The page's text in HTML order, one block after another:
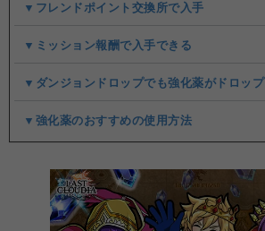
▼フレンドポイント交換所で入手
▼ミッション報酬で入手できる
▼ダンジョンドロップでも強化薬がドロップ
▼強化薬のおすすめの使用方法